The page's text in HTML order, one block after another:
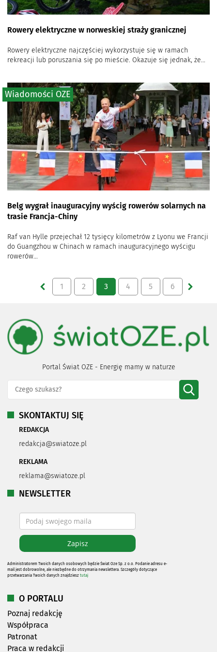
Rowery elektryczne w norweskiej straży granicznej
Rowery elektryczne najczęściej wykorzystuje się w ramach
rekreacji lub poruszania się po mieście. Okazuje się jednak, że...
Belg wygrał inauguracyjny wyścig rowerów solarnych na
trasie Francja-Chiny
Raf van Hylle przejechał 12 tysięcy kilometrów z Lyonu we Francji
do Guangzhou w Chinach w ramach inauguracyjnego wyścigu
rowerów...
Wiadomości OZE
1 2 3 4 5 6
Portal Świat OZE - Energię mamy w naturze
SKONTAKTUJ SIĘ
REDAKCJA
redakcja@swiatoze.pl
REKLAMA
reklama@swiatoze.pl
NEWSLETTER
Administratorem Twoich danych osobowych będzie Świat Oze Sp. z o.o. Podanie adresu e-
mail jest dobrowolne, ale niezbędne do otrzymania newslettera. Szczegóły dotyczące
przetwarzania Twoich danych znajdziesz tutaj
O PORTALU
Poznaj redakcję
Współpraca
Patronat
Praca w redakcji